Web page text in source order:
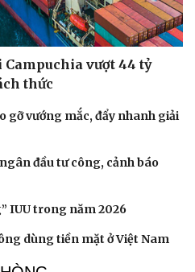
vượt 44 tỷ
thức
gỡ vướng mắc, đẩy nhanh giải
đầu tư công, cảnh báo
IUU trong năm 2026
dùng tiền mặt ở Việt Nam